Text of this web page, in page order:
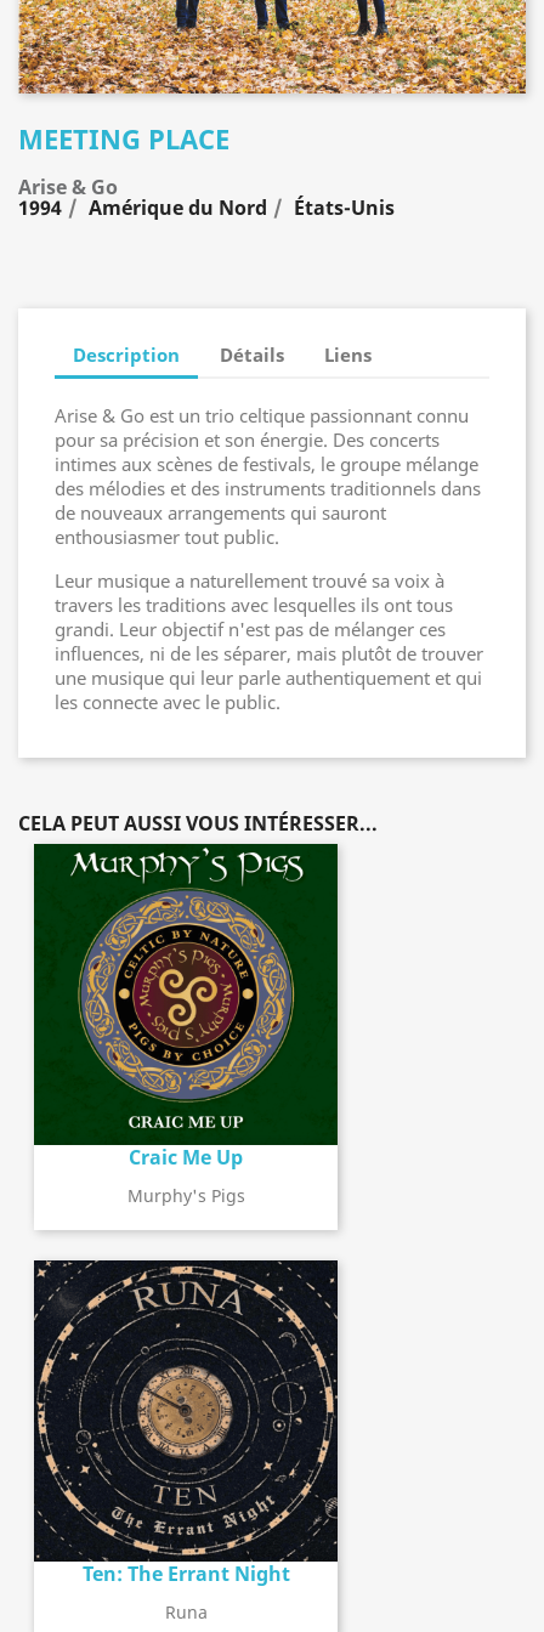
MEETING PLACE
Arise & Go
1994 Amérique du Nord États-Unis
Description Détails Liens
Arise & Go est un trio celtique passionnant connu
pour sa précision et son énergie. Des concerts
intimes aux scènes de festivals, le groupe mélange
des mélodies et des instruments traditionnels dans
de nouveaux arrangements qui sauront
enthousiasmer tout public.
Leur musique a naturellement trouvé sa voix à
travers les traditions avec lesquelles ils ont tous
grandi. Leur objectif n'est pas de mélanger ces
influences, ni de les séparer, mais plutôt de trouver
une musique qui leur parle authentiquement et qui
les connecte avec le public.
CELA PEUT AUSSI VOUS INTÉRESSER...
Craic Me Up
Murphy's Pigs
Ten: The Errant Night
Runa